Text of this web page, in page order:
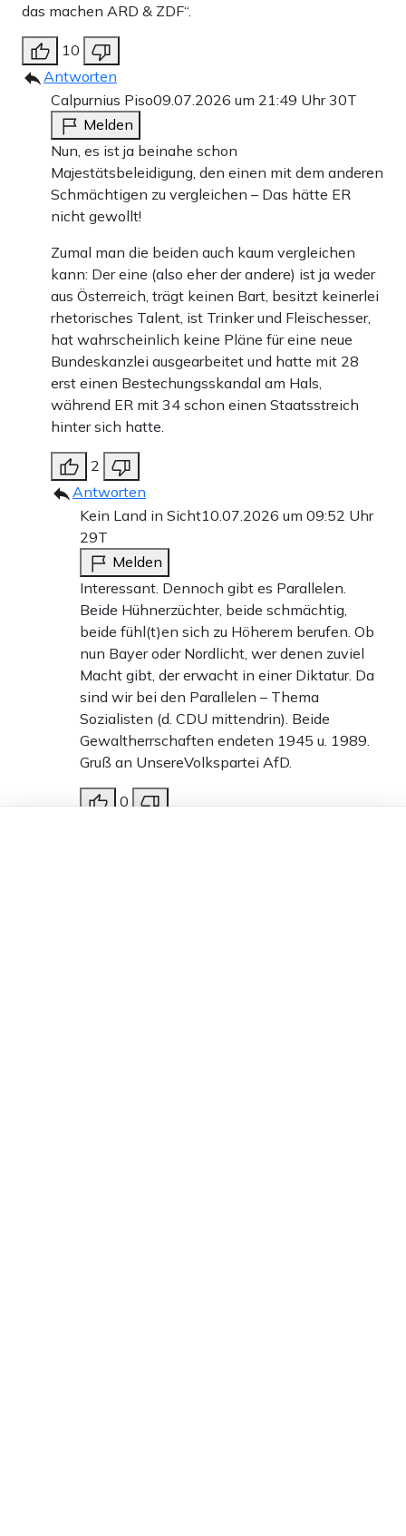
das machen ARD & ZDF“.
10
Antworten
Calpurnius Piso09.07.2026 um 21:49 Uhr30T
Melden
Nun, es ist ja beinahe schon
Majestätsbeleidigung, den einen mit dem anderen
Schmächtigen zu vergleichen – Das hätte ER
nicht gewollt!
Zumal man die beiden auch kaum vergleichen
kann: Der eine (also eher der andere) ist ja weder
aus Österreich, trägt keinen Bart, besitzt keinerlei
rhetorisches Talent, ist Trinker und Fleischesser,
hat wahrscheinlich keine Pläne für eine neue
Bundeskanzlei ausgearbeitet und hatte mit 28
erst einen Bestechungsskandal am Hals,
während ER mit 34 schon einen Staatsstreich
hinter sich hatte.
2
Antworten
Kein Land in Sicht10.07.2026 um 09:52 Uhr
29T
Melden
Interessant. Dennoch gibt es Parallelen.
Beide Hühnerzüchter, beide schmächtig,
beide fühl(t)en sich zu Höherem berufen. Ob
nun Bayer oder Nordlicht, wer denen zuviel
Macht gibt, der erwacht in einer Diktatur. Da
sind wir bei den Parallelen – Thema
Sozialisten (d. CDU mittendrin). Beide
Gewaltherrschaften endeten 1945 u. 1989.
Gruß an UnsereVolkspartei AfD.
0